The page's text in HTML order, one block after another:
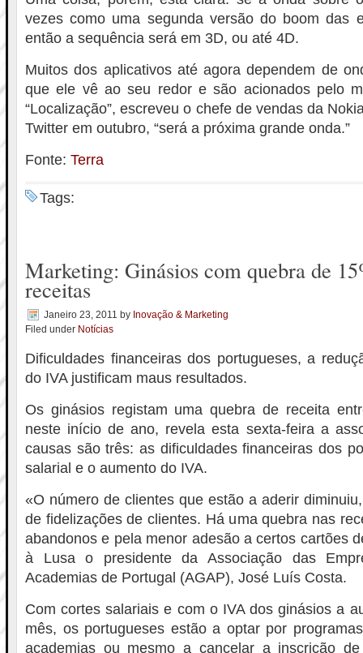
vezes como uma segunda versão do boom das
então a sequência será em 3D, ou até 4D.
Muitos dos aplicativos até agora dependem de
que ele vê ao seu redor e são acionados pelo
“Localização”, escreveu o chefe de vendas da
Twitter em outubro, “será a próxima grande onda.”
Fonte: Terra
Tags:
Marketing: Ginásios com quebra de
receitas
Janeiro 23, 2011 by Inovação & Marketing
Filed under Notícias
Dificuldades financeiras dos portugueses, a
do IVA justificam maus resultados.
Os ginásios registam uma quebra de receita
neste início de ano, revela esta sexta-feira a
causas são três: as dificuldades financeiras dos
salarial e o aumento do IVA.
«O número de clientes que estão a aderir
de fidelizações de clientes. Há uma quebra nas
abandonos e pela menor adesão a certos cartões
à Lusa o presidente da Associação das
Academias de Portugal (AGAP), José Luís Costa.
Com cortes salariais e com o IVA dos ginásios a
mês, os portugueses estão a optar por
academias ou mesmo a cancelar a inscrição